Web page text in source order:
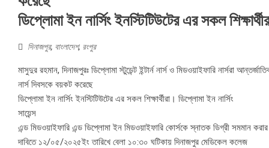
ডিপ্লোমা ইন নার্সিং ইনস্টিটিউটের এর সকল
দিনাজপুর, বাংলাদেশ, রংপুর
মাসুদুর রহমান, দিনাজপুরঃ ডিপ্লোমা স্টুডেন্ট ইন্টার্ন নার্স ও মিডওয়াইফারি নার্সরা
নার্স দিবসকে বয়কট করেছে
ডিপ্লোমা ইন নার্সিং ইনস্টিটিউটের এর সকল শিক্ষার্থীরা। ডিপ্লোমা ইন নার্সিং
সায়েন্স
এন্ড মিডওয়াইফারি এন্ড ডিপ্লোমা ইন মিডওয়াইফারি কোর্সকে স্নাতক ডিগ্রী সমমান করার
দাবিতে ১২/০৫/২০২৫ইং তারিখে বেলা ১০:৩০ ঘটিকায় দিনাজপুর মেডিকেল কলেজ